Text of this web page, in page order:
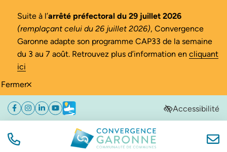
Fermer
Suite à l’arrêté préfectoral du 29 juillet 2026
(remplaçant celui du 26 juillet 2026), Convergence
Garonne adapte son programme CAP33 de la semaine
du 3 au 7 août. Retrouvez plus d’information en cliquant
ici
Aller
navigation
Aller
au
Aller
au
de
Facebook
(ouverture dans un nouvel onglet)
Instagram
(ouverture dans un nouvel onglet)
Linkedin
(ouverture dans un nouvel onglet)
YouTube
(ouverture dans un nouvel onglet)
Météo
(ouverture dans un nouvel onglet)Accessibilité
TÉL. Convergence Garonne